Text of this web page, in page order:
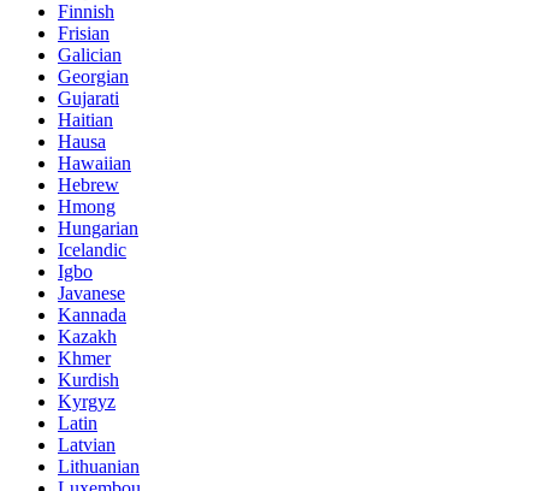
Finnish
Frisian
Galician
Georgian
Gujarati
Haitian
Hausa
Hawaiian
Hebrew
Hmong
Hungarian
Icelandic
Igbo
Javanese
Kannada
Kazakh
Khmer
Kurdish
Kyrgyz
Latin
Latvian
Lithuanian